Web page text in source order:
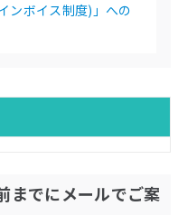
ンボイス制度)」への
までにメールでご案